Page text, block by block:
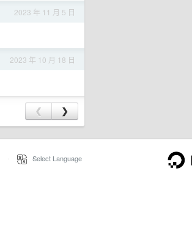
2023 年 11 月 5 日
2023 年 10 月 18 日
❮ ❯
Select Language